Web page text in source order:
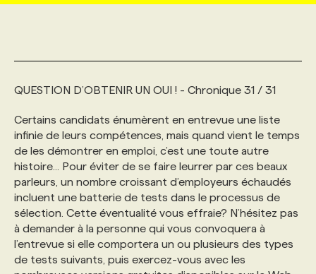
INITIATIVES NUMÉRIQUES
PRIX ET DISTINCTIONS
TENDANCES
MARKETING DURABLE
GEO/SEO
ÉVÉNEMENTIEL
NOS AUTEUR‧RICES
ANNONCEZ AVEC NOUS
PROFIL ENTREPRISE
FAQ
ANNONCEZ AVEC NOUS
PROFIL CANDIDAT
ANNONCEZ AVEC NOUS
NOS PARCOURS DE FORMATIONS
FORMATIONS PERSONNALISÉES
NOS FORMATEUR‧RICES
POURQUOI CHOISIR NOS FORMATIONS
CHASSE DE TÊTE
SERVICE DE CHASSE DE TÊTE
NOS TARIFS
NOS EXPERTISES
FAQ
QUESTION D’OBTENIR UN OUI ! - Chronique 31 / 31
Certains candidats énumèrent en entrevue une liste
infinie de leurs compétences, mais quand vient le temps
de les démontrer en emploi, c’est une toute autre
histoire... Pour éviter de se faire leurrer par ces beaux
parleurs, un nombre croissant d’employeurs échaudés
incluent une batterie de tests dans le processus de
sélection. Cette éventualité vous effraie? N’hésitez pas
à demander à la personne qui vous convoquera à
l’entrevue si elle comportera un ou plusieurs des types
de tests suivants, puis exercez-vous avec les